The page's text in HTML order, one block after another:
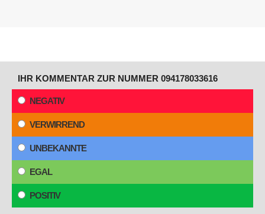
IHR KOMMENTAR ZUR NUMMER 094178033616
NEGATIV
VERWIRREND
UNBEKANNTE
EGAL
POSITIV